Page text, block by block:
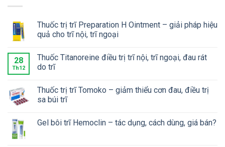
Thuốc trị trĩ Preparation H Ointment – giải pháp hiệu
quả cho trĩ nội, trĩ ngoại
28
Th12
Thuốc Titanoreine điều trị trĩ nội, trĩ ngoại, đau rát
do trĩ
Thuốc trị trĩ Tomoko – giảm thiểu cơn đau, điều trị
sa búi trĩ
Gel bôi trĩ Hemoclin – tác dụng, cách dùng, giá bán?